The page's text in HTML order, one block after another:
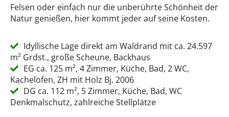
Felsen oder einfach nur die unberührte Schönheit der
Natur genießen, hier kommt jeder auf seine Kosten.
Idyllische Lage direkt am Waldrand mit ca. 24.597
m² Grdst., große Scheune, Backhaus
EG ca. 125 m², 4 Zimmer, Küche, Bad, 2 WC,
Kachelofen, ZH mit Holz Bj. 2006
DG ca. 112 m², 5 Zimmer, Küche, Bad, WC
Denkmalschutz, zahlreiche Stellplätze